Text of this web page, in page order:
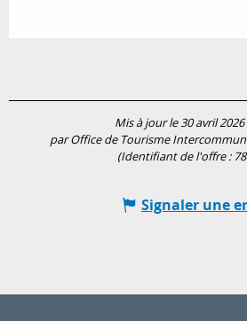
Mis à jour le 30 avril 2026
par Office de Tourisme
(Identifiant de l'offre :
Signaler une